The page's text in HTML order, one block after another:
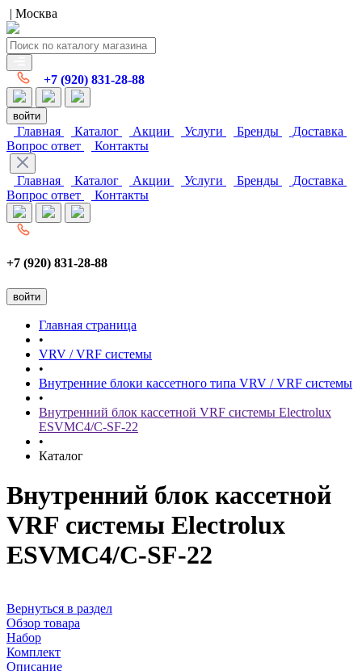
| Москва
+7 (920) 831-28-88
войти
Главная Каталог Акции Услуги Бренды
Доставка
Вопрос ответ
Контакты
Главная Каталог Акции Услуги Бренды
Доставка
Вопрос ответ
Контакты
+7 (920) 831-28-88
войти
Главная страница
•
VRV / VRF системы
•
Внутренние блоки кассетного типа VRV / VRF системы
•
Внутренний блок кассетной VRF системы Electrolux
ESVMC4/С-SF-22
•
Каталог
Внутренний блок кассетной
VRF системы Electrolux
ESVMC4/С-SF-22
Вернуться в раздел
Обзор товара
Набор
Комплект
Описание